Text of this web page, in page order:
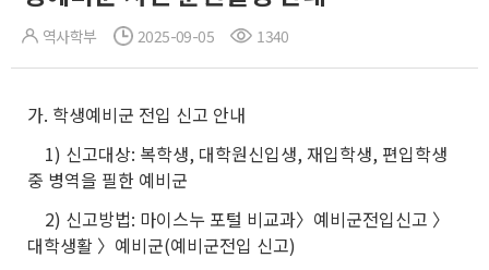
역사학부 2025-09-05 1340
가. 학생예비군 전입 신고 안내
1) 신고대상: 복학생, 대학원신입생, 재입학생, 편입학생
중 병역을 필한 예비군
2) 신고방법: 마이스누 포털 비교과〉예비군전입신고 〉
대학생활 〉예비군(예비군전입 신고)